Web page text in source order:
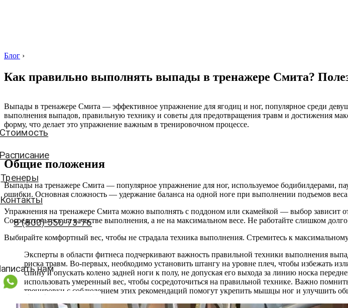
Тренеры
Контакты
8 (800) 550-73-76
нам
Блог ›
Как правильно выполнять выпады в тренажере Смита?
Выпады в тренажере Смита — эффективное упражнение для ягодиц и ног, популярное среди
выполнения выпадов, правильную технику и советы для предотвращения травм и достижения
форму, что делает это упражнение важным в тренировочном процессе.
Общие положения
Выпады на тренажере Смита — популярное упражнение для ног, используемое бодибилдерами,
ошибки. Основная сложность — удержание баланса на одной ноге при выполнении подъемов
Упражнения на тренажере Смита можно выполнять с поддоном или скамейкой — выбор зависит
Сосредоточьтесь на качестве выполнения, а не на максимальном весе. Не работайте слишком
Выбирайте комфортный вес, чтобы не страдала техника выполнения. Стремитесь к
Эксперты в области фитнеса подчеркивают важность правильной техники выполнения
риска травм. Во-первых, необходимо установить штангу на уровне плеч, чтобы избежать
спину и опускать колено задней ноги к полу, не допуская его выхода за линию носка
использовать умеренный вес, чтобы сосредоточиться на правильной технике. Важно
тренировки с соблюдением этих рекомендаций помогут укрепить мышцы ног и улучшить